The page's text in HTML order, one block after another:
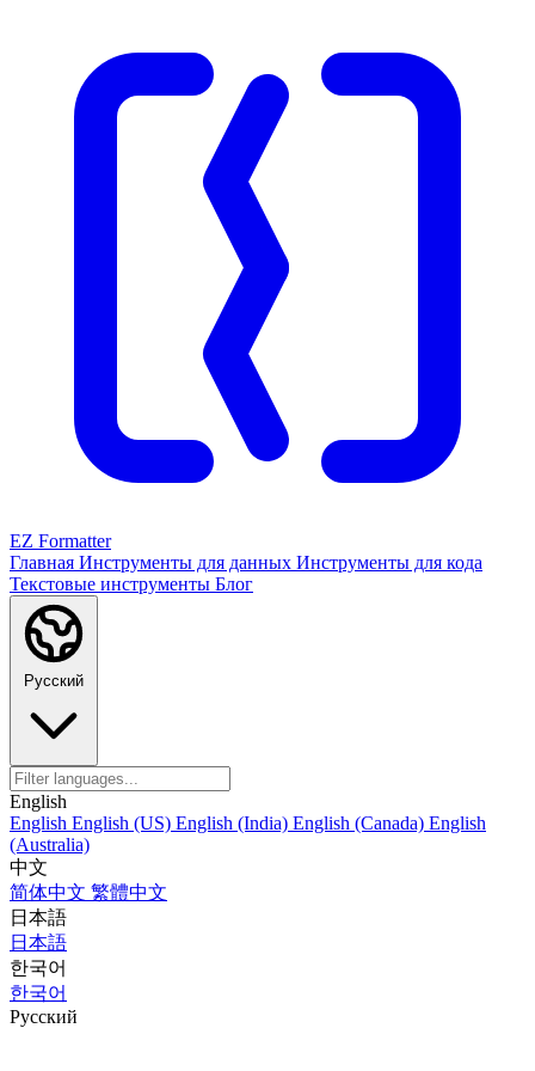
EZ Formatter
Главная Инструменты для данных Инструменты для кода
Текстовые инструменты Блог
Русский
English
English English (US) English (India) English (Canada) English
(Australia)
中文
简体中文 繁體中文
日本語
日本語
한국어
한국어
Русский